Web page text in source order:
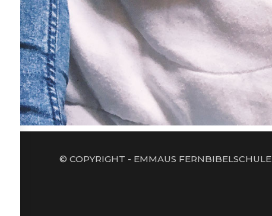
© COPYRIGHT - EMMAUS FERNBIBELSCHULE